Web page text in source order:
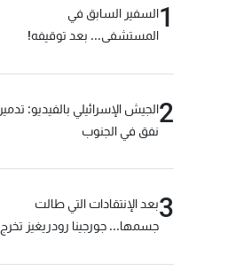
1السفير السابق في
المستشفى... بعد توقيفه!
2الجيش الإسرائيلي بالفيديو: تدمير
نفق في الجنوب
3بعد الإنتقادات التي طالت
جسمها... جورجينا رودريغيز تخرج